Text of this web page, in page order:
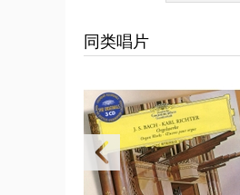
同类唱片